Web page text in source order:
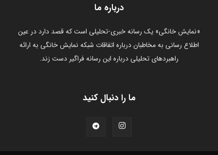
درباره ما
«نمایش خانگی» یک رسانه خبری-تحلیلی است که قصد دارد در عین
اطلاع رسانی به مخاطبان درباره اتفاقات شبکه نمایش خانگی به ارائه
راهبردهای تحلیلی درباره این رسانه فراگیر دست زند.
ما را دنبال کنید